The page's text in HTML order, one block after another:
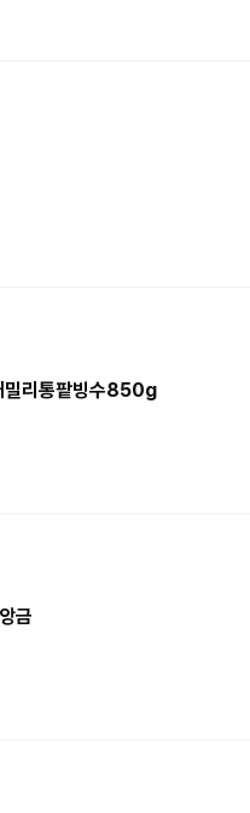
밀리통팥빙수850g
금